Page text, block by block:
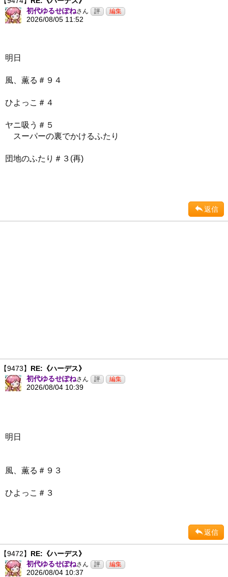
初代ゆるせぽねさん
2026/08/05 11:52
明日
風、薫る＃９４
ひよっこ＃４
ヤニ吸う＃５
スーパーの裏でかけるふたり
団地のふたり＃３(再)
返信
【9473】 RE:《ハーデス》
初代ゆるせぽねさん
2026/08/04 10:39
明日
風、薫る＃９３
ひよっこ＃３
返信
【9472】 RE:《ハーデス》
初代ゆるせぽねさん
2026/08/04 10:37